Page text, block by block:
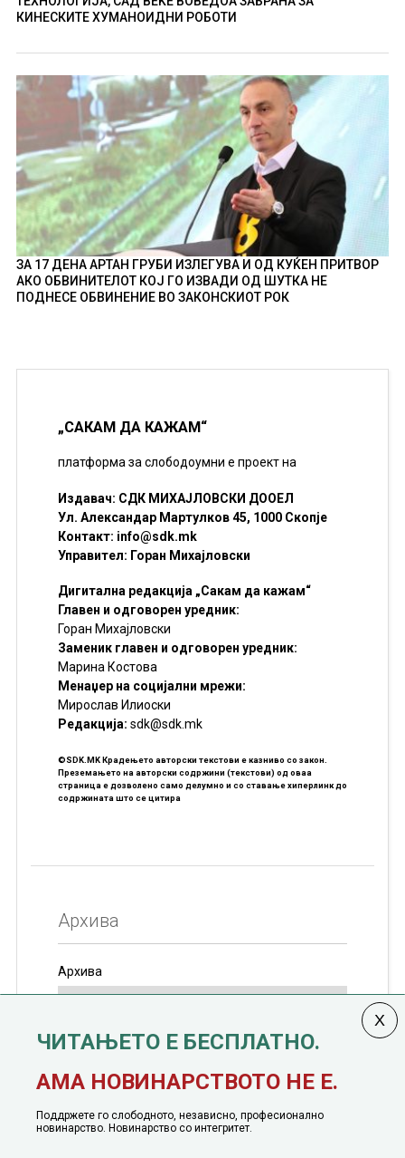
КИНЕСКИТЕ ХУМАНОИДНИ РОБОТИ
ЗА 17 ДЕНА АРТАН ГРУБИ ИЗЛЕГУВА И ОД КУЌЕН ПРИТВОР
АКО ОБВИНИТЕЛОТ КОЈ ГО ИЗВАДИ ОД ШУТКА НЕ
ПОДНЕСЕ ОБВИНЕНИЕ ВО ЗАКОНСКИОТ РОК
„САКАМ ДА КАЖАМ“
платформа за слободоумни е проект на
Издавач: СДК МИХАЈЛОВСКИ ДООЕЛ
Ул. Александар Мартулков 45, 1000 Скопје
Контакт: info@sdk.mk
Управител: Горан Михајловски
Дигитална редакција „Сакам да кажам“
Главен и одговорен уредник:
Горан Михајловски
Заменик главен и одговорен уредник:
Марина Костова
Менаџер на социјални мрежи:
Мирослав Илиоски
Редакцијa: sdk@sdk.mk
©SDK.MK Крадењето авторски текстови е казниво со закон.
Преземањето на авторски содржини (текстови) од оваа
страница е дозволено само делумно и со ставање хиперлинк до
содржината што се цитира
Архива
Архива
јануари, 1991 година
ЧИТАЊЕТО Е БЕСПЛАТНО.
АМА НОВИНАРСТВОТО НЕ Е.
Поддржете го слободното, независно, професионално
новинарство. Новинарство со интегритет.